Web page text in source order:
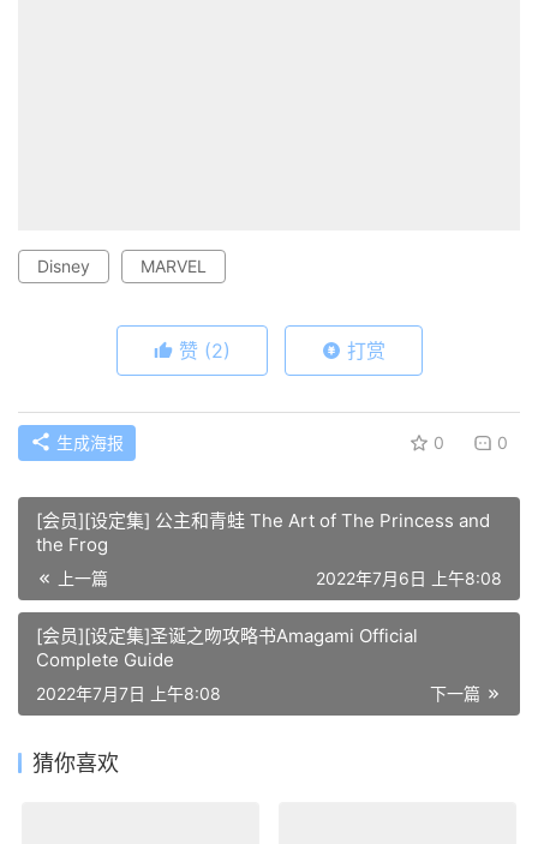
Disney MARVEL
赞 (2) 打赏
生成海报 0 0
[会员][设定集] 公主和青蛙 The Art of The Princess and
the Frog
上一篇 2022年7月6日 上午8:08
[会员][设定集]圣诞之吻攻略书Amagami Official
Complete Guide
下一篇
2022年7月7日 上午8:08
猜你喜欢